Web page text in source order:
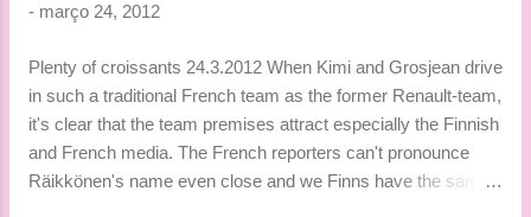
Marussia. They couldn't even serve morning coffee since the
Lotus moved temporarily to the media-center. Turun
Sanomat/ Tradução para o Inglês: Nicole Pos...
- março 24, 2012
Plenty of croissants 24.3.2012 When Kimi and Grosjean drive
in such a traditional French team as the former Renault-team,
it's clear that the team premises attract especially the Finnish
and French media. The French reporters can't pronounce
Räikkönen's name even close and we Finns have the same